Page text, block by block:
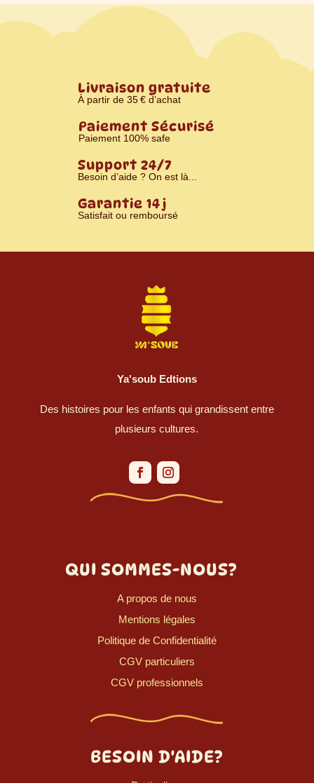
Livraison gratuite
À partir de 35 € d’achat
Paiement Sécurisé
Paiement 100% safe
Support 24/7
Besoin d’aide ? On est là...
Garantie 14 j
Satisfait ou remboursé
BESOIN D'AIDE?
Ya'soub Edtions
Des histoires pour les enfants qui grandissent entre
plusieurs cultures.
QUI SOMMES-NOUS?
A propos de nous
Mentions légales
Politique de Confidentialité
CGV particuliers
CGV professionnels